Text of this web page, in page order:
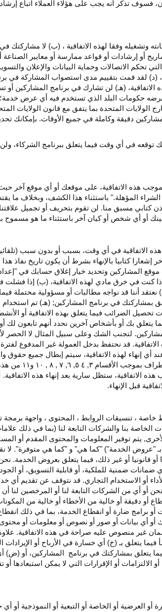
فسوف تذكر أنه يجب على هؤلاء العملاء اتباع
وتشغيله وفقا لهذه الاتفاقية ، (ب) لا مشاركتك في
أو إرشادات أو قواعد ممارسة أو معايير الصناعة
تحكم الاتصالات وحماية البيانات والإعلان
(د) لقد قمت بتقييم مدى استصواب
المشاركة في
(هـ) لن تشارك في برنامج المشاركين
حكومات البلد الذي تستخدم فيه أي عرض
الولايات المتحدة بما يتفق مع قانون الولايات
دقيقة وكاملة في جميع الأوقات. بإمكانك
توقعه في أي وقت فيما يتعلق ببرنامج الشركاء،
هذه الاتفاقية، على موقعك أو أي موقع آخر
المؤهلة." باستثناء هذا الكشف، وبخلاف ما
كتابي مسبق منا. لن تقوم بتحريف أو تجميل
وبينك أو أي شخص أو كيان آخر باستثناء ما هو مسموح
الاتفاقية في أي وقت، بسبب أو بدون سبب
كتابيا بالإنهاء بشرط أن يكون تاريخ نفاذ هذا
المشاركين وتحديد خيار إغلاق حسابك في
إذا كنت في خرق مادي لهذه الاتفاقية، (ب) إذا
أننا قد نواجه مطالبات أو مسؤولية محتملة
بمشاركتك في برنامج المشاركين; (هـ) تم
الضرائب فيما يتعلق بهذه الاتفاقية أو
يتعلق بك أو بأشخاص آخرين نحدد أنهم تابعون
لتجنب الشك وعلى سبيل المثال لا الحصر
خرقا لهذه الاتفاقية. قد نحتفظ بدخل العمولة غير
أي إنهاء لهذه
الاتفاقية، سيتم إبطال جميع حقوق
بموجب الأقسام ۳, ٤ ٥, ٦, ۷ , ۸ , ۱۰ و۱۱ من
الاتفاقية، ستظل سارية بعد إنهاء هذه الاتفاقية.
قبل الإنهاء.
، تنسيقات الروابط ، المحتوى ، واجهة برمجة
الخاصة بنا والشركات التابعة لنا (بما في ذلك
يتم توفير المعلومات والمحتوى المقدم أو
بـ "عروض الخدمة") "كما هي" و "كما هي متوفرة". لا
أو قانونيا أو غير ذلك، فيما يتعلق بعروض الخدمة.
ضمنية للملكية، أو قابلية التسويق، أو
أو الاستخدام التجاري. قد نتوقف عن تقديم أي
أي من الشركات التابعة لنا أو المرخصين لنا
أو دقيقة أو خالية من الأخطاء أو خالية من
أو برامج ضارة أو انقطاع الخدمة، بما في ذلك
أو أي بيانات أو صور أو نصوص أو معلومات أو
غير منصوص عليه صراحة في هذه الاتفاقية.
فيما يتعلق بـ (خ) أي خسارة في
الأرباح أو الإيرادات
يتعلق بمشاركتك في برنامج المشاركين، أو (ض)
الالتزامات أو الإقرارات التي لا يمكن استبعادها أو
أو العرضية أو الخاصة أو التبعية أو النموذجية أو